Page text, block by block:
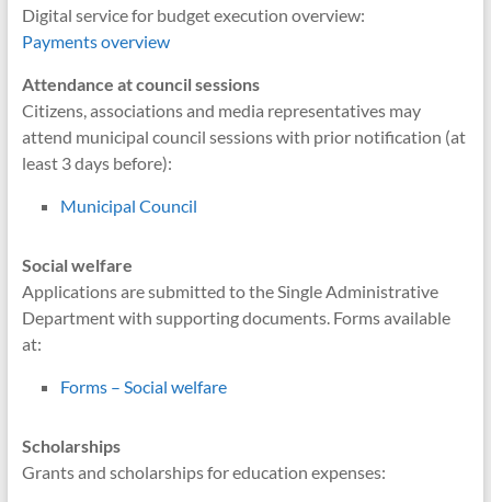
Digital service for budget execution overview:
Payments overview
Attendance at council sessions
Citizens, associations and media representatives may
attend municipal council sessions with prior notification (at
least 3 days before):
Municipal Council
Social welfare
Applications are submitted to the Single Administrative
Department with supporting documents. Forms available
at:
Forms – Social welfare
Scholarships
Grants and scholarships for education expenses: